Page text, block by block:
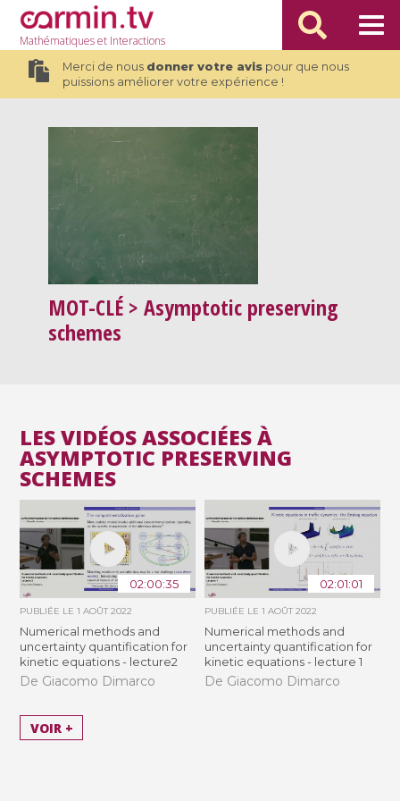
Mathématiqueset Interactions
Merci de nous donner votre avispour que nous
puissions améliorer votre expérience !
MOT-CLÉ > Asymptotic preserving
schemes
LES VIDÉOS ASSOCIÉES À
ASYMPTOTIC PRESERVING
SCHEMES
02:00:35
PUBLIÉE LE1 AOÛT 2022
Numerical methods and
uncertainty quantification for
kinetic equations - lecture2
De Giacomo Dimarco
02:01:01
PUBLIÉE LE 1 AOÛT 2022
Numerical methods and
uncertainty quantification for
kinetic equations - lecture 1
De Giacomo Dimarco
VOIR +